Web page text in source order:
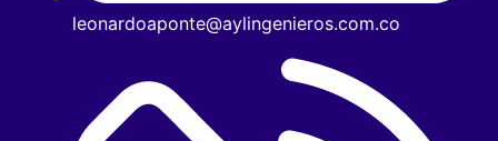
leonardoaponte@aylingenieros.com.co